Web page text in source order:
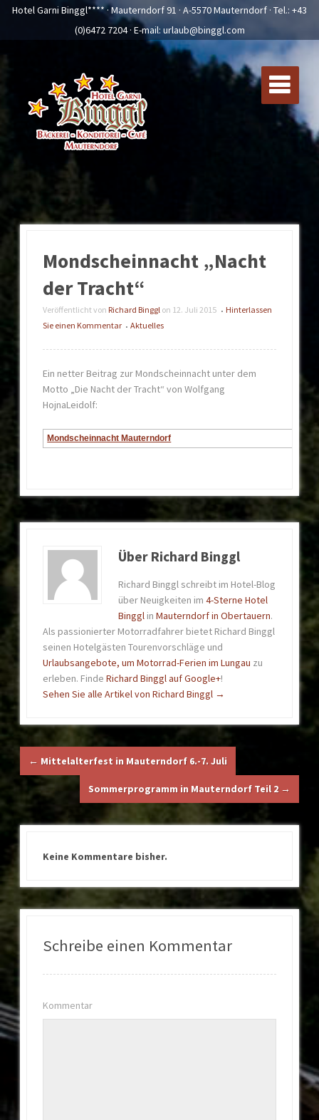
Hotel Garni Binggl**** · Mauterndorf 91 · A-5570 Mauterndorf · Tel.: +43
(0)6472 7204· E-mail: urlaub@binggl.com
Mondscheinnacht „Nacht
der Tracht“
Veröffentlicht von Richard Binggl on 12. Juli 2015 • Hinterlassen
Sie einen Kommentar
• Aktuelles
Ein netter Beitrag zur Mondscheinnacht unter dem
Motto „Die Nacht der Tracht“ von Wolfgang
HojnaLeidolf:
Mondscheinnacht Mauterndorf
Über Richard Binggl
Richard Binggl schreibt im Hotel-Blog
über Neuigkeiten im 4-Sterne Hotel
Bingglin Mauterndorf in Obertauern.
Als passionierter Motorradfahrer bietet Richard Binggl
seinen Hotelgästen Tourenvorschläge und
Urlaubsangebote, um Motorrad-Ferien im Lungau zu
erleben. FindeRichard Binggl auf Google+!
Sehen Sie alle Artikel von Richard Binggl →
← Mittelalterfest in Mauterndorf 6.-7. Juli
Sommerprogramm in Mauterndorf Teil 2 →
Keine Kommentare bisher.
Schreibe einen Kommentar
Kommentar